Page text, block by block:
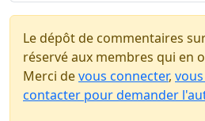
Le dépôt de commentaires
réservé aux membres qui en
Merci devous connecter,
contacter pour demander